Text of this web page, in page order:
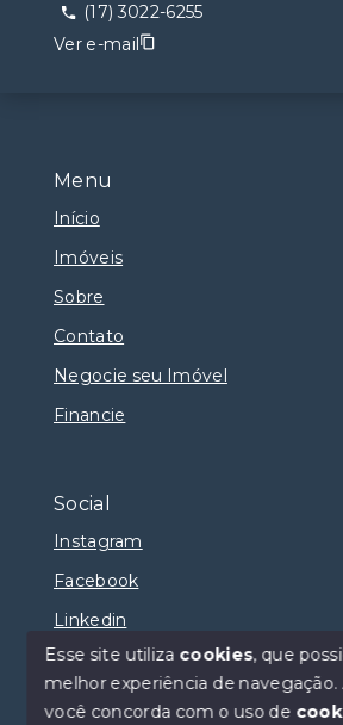
Olá! Estamos
Menu
Início
Imóveis
Sobre
Contato
Negocie seu Imóvel
Financie
Social
Instagram
Facebook
Linkedin
© Copyright 2026 - Selma Sumaya
(17) 3022-6255
Ver e-mail
Esse site utiliza cookies, que
melhor experiência de navegação.
você concorda com o uso de